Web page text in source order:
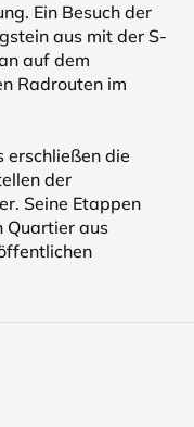
Ein Besuch der
aus mit der S-
auf dem
Radrouten im
erschließen die
der
Seine Etappen
Quartier aus